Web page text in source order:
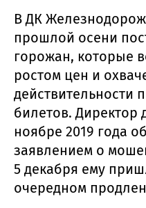
В ДК
прошлой осени
горожан, которые
ростом цен и
действительности
билетов. Директор
ноябре 2019 года
заявлением о
5 декабря ему
очередном